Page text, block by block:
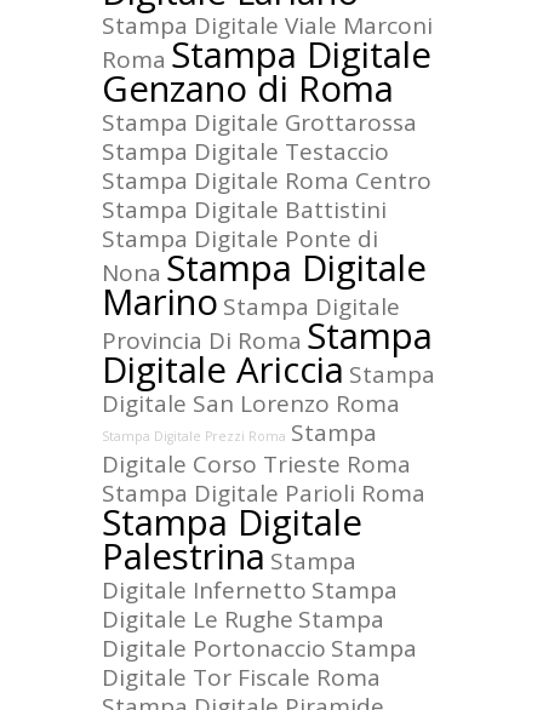
Stampa Digitale Viale Marconi
Roma Stampa Digitale
Genzano di Roma
Stampa Digitale Grottarossa
Stampa Digitale Testaccio
Stampa Digitale Roma Centro
Stampa Digitale Battistini
Stampa Digitale Ponte di
Nona Stampa Digitale
Marino Stampa Digitale
Provincia Di Roma Stampa
Digitale Ariccia Stampa
Digitale San Lorenzo Roma
Stampa Digitale Prezzi Roma Stampa
Digitale Corso Trieste Roma
Stampa Digitale Parioli Roma
Stampa Digitale
Palestrina Stampa
Digitale Infernetto Stampa
Digitale Le Rughe Stampa
Digitale Portonaccio Stampa
Digitale Tor Fiscale Roma